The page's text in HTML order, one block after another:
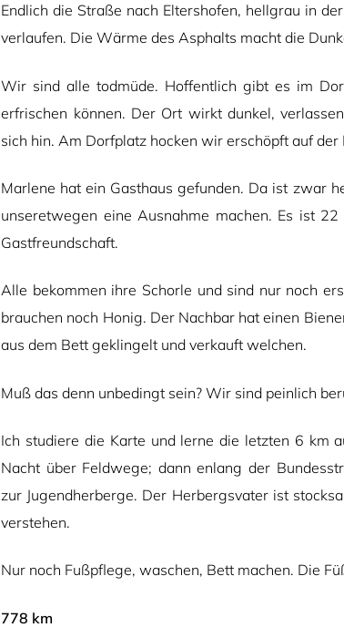
Endlich die Straße nach Eltershofen, hellgrau in
verlaufen. Die Wärme des Asphalts macht die
Wir sind alle todmüde. Hoffentlich gibt es im
erfrischen können. Der Ort wirkt dunkel,
sich hin. Am Dorfplatz hocken wir erschöpft auf der
Marlene hat ein Gasthaus gefunden. Da ist zwar
unseretwegen eine Ausnahme machen. Es ist
Gastfreundschaft.
Alle bekommen ihre Schorle und sind nur noch
brauchen noch Honig. Der Nachbar hat einen
aus dem Bett geklingelt und verkauft welchen.
Muß das denn unbedingt sein? Wir sind peinlich
Ich studiere die Karte und lerne die letzten 6 km
Nacht über Feldwege; dann enlang der
zur Jugendherberge. Der Herbergsvater ist
verstehen.
Nur noch Fußpflege, waschen, Bett machen. Die
778 km